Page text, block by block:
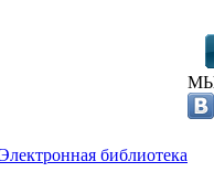
библиотека